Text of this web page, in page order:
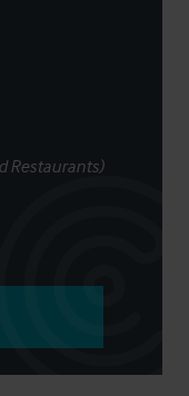
Restaurants)